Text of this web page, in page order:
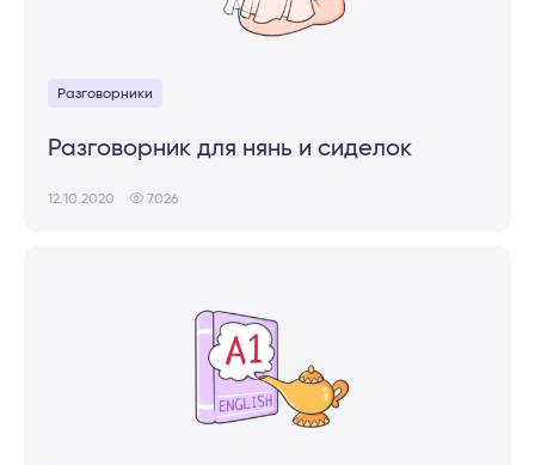
Разговорники
Разговорник для нянь и сиделок
12.10.2020 7026